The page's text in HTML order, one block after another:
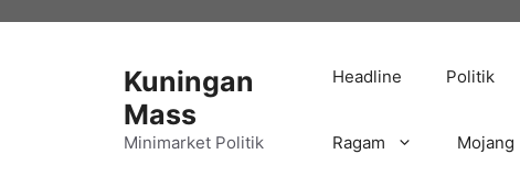
Kuningan
Mass
Minimarket Politik
Headline Politik
Ragam Mojang